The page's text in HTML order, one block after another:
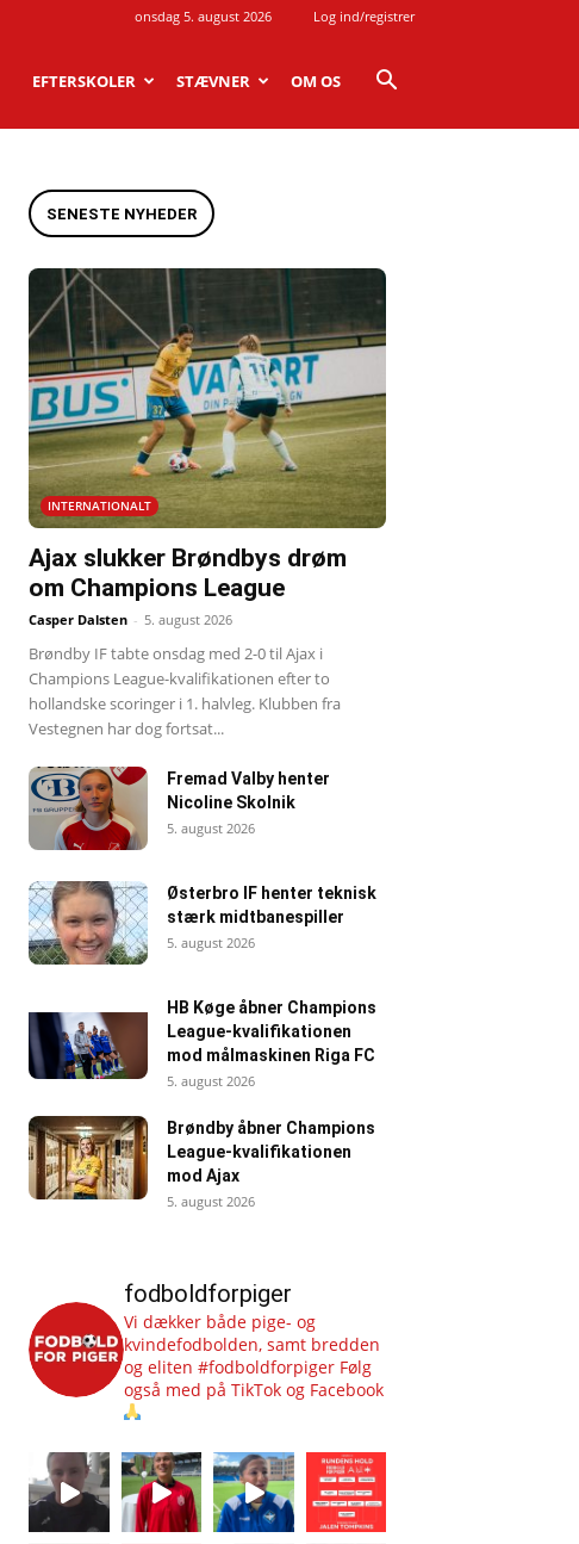
onsdag 5. august 2026 Log ind/registrer
EFTERSKOLER STÆVNER OM OS
SENESTE NYHEDER
INTERNATIONALT
Ajax slukker Brøndbys drøm
om Champions League
Casper Dalsten - 5. august 2026
Brøndby IF tabte onsdag med 2-0 til Ajax i
Champions League-kvalifikationen efter to
hollandske scoringer i 1. halvleg. Klubben fra
Vestegnen har dog fortsat...
Fremad Valby henter
Nicoline Skolnik
5. august 2026
Østerbro IF henter teknisk
stærk midtbanespiller
5. august 2026
HB Køge åbner Champions
League-kvalifikationen
mod målmaskinen Riga FC
5. august 2026
Brøndby åbner Champions
League-kvalifikationen
mod Ajax
5. august 2026
fodboldforpiger
Vi dækker både pige- og
kvindefodbolden, samt bredden
og eliten #fodboldforpiger Følg
også med på TikTok og Facebook